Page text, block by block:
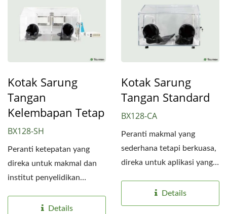
Kotak Sarung
Tangan
Kelembapan Tetap
BX128-SH
Peranti ketepatan yang
direka untuk makmal dan
institut penyelidikan
menyediakan...Details
Kotak Sarung
Tangan Standard
BX128-CA
Peranti makmal yang
sederhana tetapi berkuasa,
direka untuk aplikasi yang
Details